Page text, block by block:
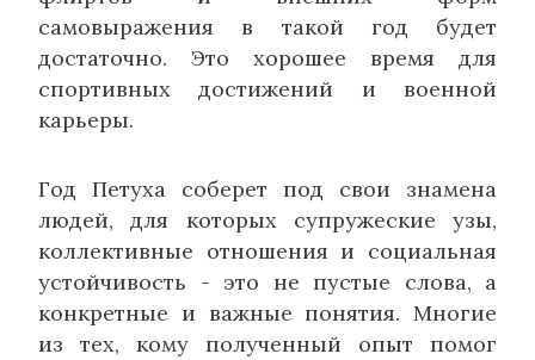
самовыражения в такой год будет
достаточно. Это хорошее время для
спортивных достижений и военной
карьеры.
Год Петуха соберет под свои знамена
людей, для которых супружеские узы,
коллективные отношения и социальная
устойчивость - это не пустые слова, а
конкретные и важные понятия. Многие
из тех, кому полученный опыт помог